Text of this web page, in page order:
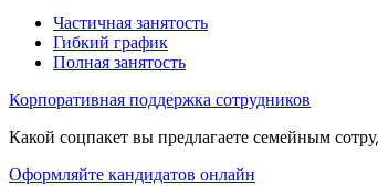
Частичная занятость
Гибкий график
Полная занятость
Корпоративная поддержка сотрудников
Какой соцпакет вы предлагаете семейным
Оформляйте кандидатов онлайн